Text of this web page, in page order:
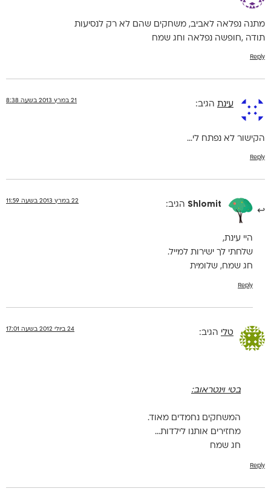
מתנה נפלאה לאביב, משחקים שהם לא רק לנסיעות
תודה ,חופשה נפלאה וחג שמח
Reply
עינת הגיב: 21 במרץ 2013 בשעה 8:38
הקישור לא נפתח לי…
Reply
Shlomit הגיב: 22 במרץ 2013 בשעה 11:59
היי עינת,
שלחתי לך ישירות למייל.
חג שמח, שלומית
Reply
טלי הגיב: 24 ביולי 2012 בשעה 17:01
בטי וינטראוב:
המשחקים נחמדים מאוד.
מחזירים אותנו לילדות…
חג שמח
Reply